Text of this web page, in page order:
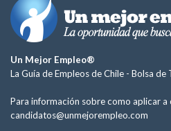
Un Mejor Empleo®
La Guía de Empleos de Chile - Bolsa de
Para información sobre como aplicar
candidatos@unmejorempleo.com